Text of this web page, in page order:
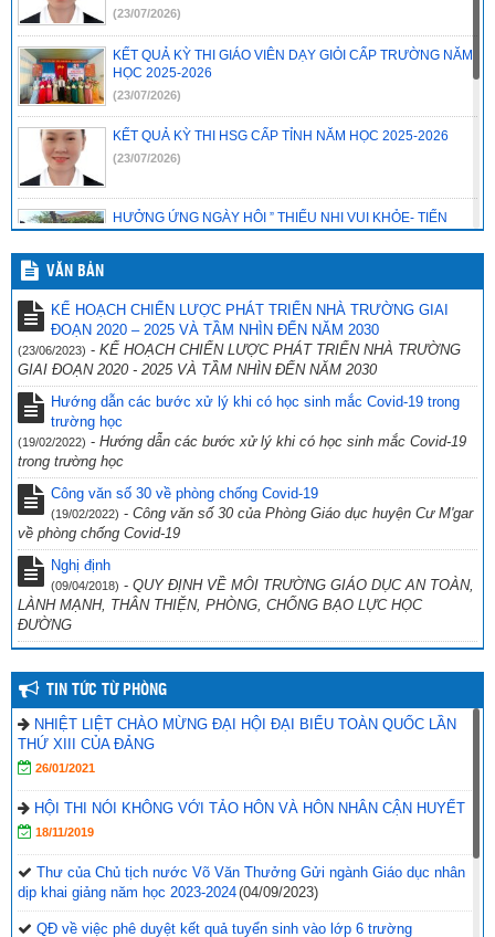
(23/07/2026)
KẾT QUẢ KỲ THI GIÁO VIÊN DẠY GIỎI CẤP TRƯỜNG NĂM
HỌC 2025-2026
(23/07/2026)
KẾT QUẢ KỲ THI HSG CẤP TỈNH NĂM HỌC 2025-2026
(23/07/2026)
HƯỞNG ỨNG NGÀY HỘI ” THIẾU NHI VUI KHỎE- TIẾN
BƯỚC LÊN ĐOÀN”
(23/07/2026)
CHƯƠNG TRÌNH SINH HOẠT CHUYÊN ĐỀ EM YÊU KHOA
HỌC TỰ NHIÊN
(23/07/2026)
TRƯỜNG HOÀNG VĂN THỤ.
(23/07/2026)
VĂN BẢN
KẾ HOẠCH CHIẾN LƯỢC PHÁT TRIỂN NHÀ TRƯỜNG GIAI
ĐOẠN 2020 – 2025 VÀ TẦM NHÌN ĐẾN NĂM 2030
(23/06/2023) - KẾ HOẠCH CHIẾN LƯỢC PHÁT TRIỂN NHÀ TRƯỜNG
GIAI ĐOẠN 2020 - 2025 VÀ TẦM NHÌN ĐẾN NĂM 2030
Hướng dẫn các bước xử lý khi có học sinh mắc Covid-19 trong
trường học
(19/02/2022) - Hướng dẫn các bước xử lý khi có học sinh mắc Covid-19
trong trường học
Công văn số 30 về phòng chống Covid-19
(19/02/2022) - Công văn số 30 của Phòng Giáo dục huyện Cư M'gar
về phòng chống Covid-19
Nghị định
(09/04/2018) - QUY ĐỊNH VỀ MÔI TRƯỜNG GIÁO DỤC AN TOÀN,
LÀNH MẠNH, THÂN THIỆN, PHÒNG, CHỐNG BẠO LỰC HỌC
ĐƯỜNG
TIN TỨC TỪ PHÒNG
NHIỆT LIỆT CHÀO MỪNG ĐẠI HỘI ĐẠI BIỂU TOÀN QUỐC LẦN
THỨ XIII CỦA ĐẢNG
26/01/2021
HỘI THI NÓI KHÔNG VỚI TẢO HÔN VÀ HÔN NHÂN CẬN HUYẾT
18/11/2019
Thư của Chủ tịch nước Võ Văn Thưởng Gửi ngành Giáo dục nhân
dịp khai giảng năm học 2023-2024(04/09/2023)
QĐ về việc phê duyệt kết quả tuyển sinh vào lớp 6 trường